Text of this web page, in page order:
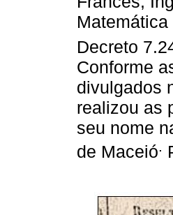
Decreto
Conforme
divulgados
realizou as
seu nome
de Maceió